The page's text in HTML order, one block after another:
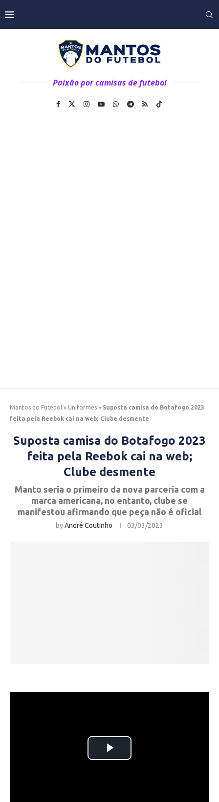
Paixão por camisas de futebol
Mantos do Futebol » Uniformes » Suposta camisa do Botafogo 2023
feita pela Reebok cai na web; Clube desmente
Suposta camisa do Botafogo 2023
feita pela Reebok cai na web;
Clube desmente
Manto seria o primeiro da nova parceria com a
marca americana, no entanto, clube se
manifestou afirmando que peça não é oficial
byAndré Coutinho 03/03/2023